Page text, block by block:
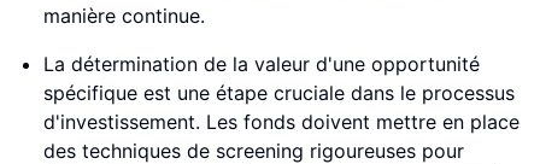
manière continue.
La détermination de la valeur d'une opportunité
spécifique est une étape cruciale dans le processus
d'investissement. Les fonds doivent mettre en place
des techniques de screening rigoureuses pour